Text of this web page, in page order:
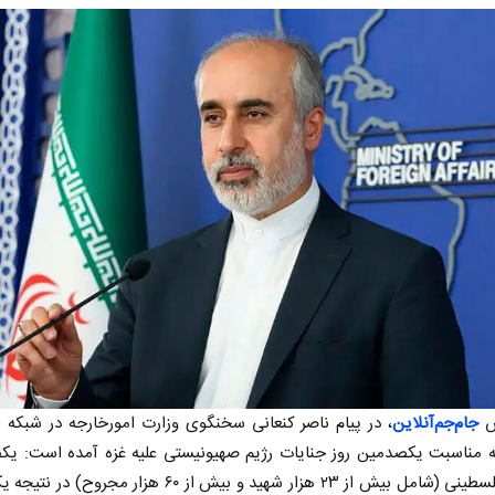
جام‌جم‌آنلاین، در پیام ناصر کنعانی سخنگوی وزارت امورخارجه در شبکه
مناسبت یکصدمین روز جنایات رژیم صهیونیستی علیه غزه آمده است:
قربانی فلسطینی (شامل بیش از ۲۳ هزار شهید و بیش از ۶۰ هزار